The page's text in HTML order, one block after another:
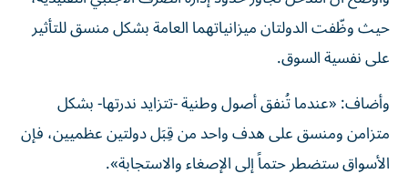
حيث وظّفت الدولتان ميزانياتهما العامة بشكل منسق للتأثير
على نفسية السوق.
وأضاف: «عندما تُنفق أصول وطنية -تتزايد ندرتها- بشكل
متزامن ومنسق على هدف واحد من قِبَل دولتين عظميين، فإن
الأسواق ستضطر حتماً إلى الإصغاء والاستجابة».